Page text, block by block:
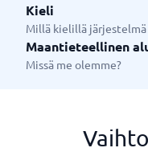
Kieli
Millä kielillä järjestelmä
Maantieteellinen
Missä me olemme?